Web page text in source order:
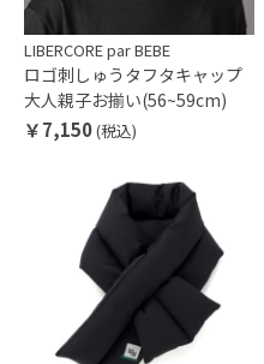
LIBERCORE par BEBE
ロゴ刺しゅうタフタキャップ
大人親子お揃い(56~59cm)
￥7,150(税込)